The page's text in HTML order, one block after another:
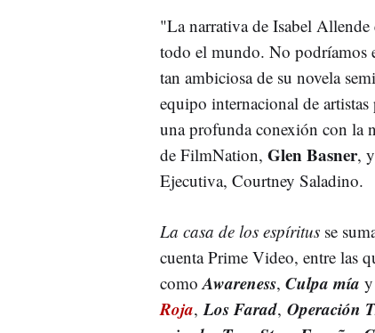
"La narrativa de Isabel Allende
todo el mundo. No podríamos
tan ambiciosa de su novela
equipo internacional de
una profunda conexión con la
de FilmNation, Glen Basner,
Ejecutiva, Courtney Saladino.
La casa de los espíritus se
cuenta Prime Video, entre las
como Awareness, Culpa mía y
Roja, Los Farad, Operación